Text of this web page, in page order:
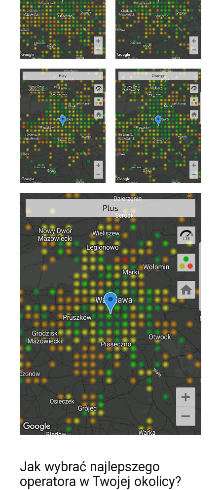
Jak wybrać najlepszego
operatora w Twojej okolicy?